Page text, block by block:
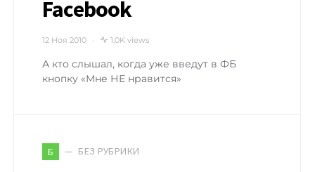
Facebook
12 Ноя 2010 1,0K views
А кто слышал, когда уже введут в ФБ
кнопку «Мне НЕ нравится»
Б БЕЗ РУБРИКИ